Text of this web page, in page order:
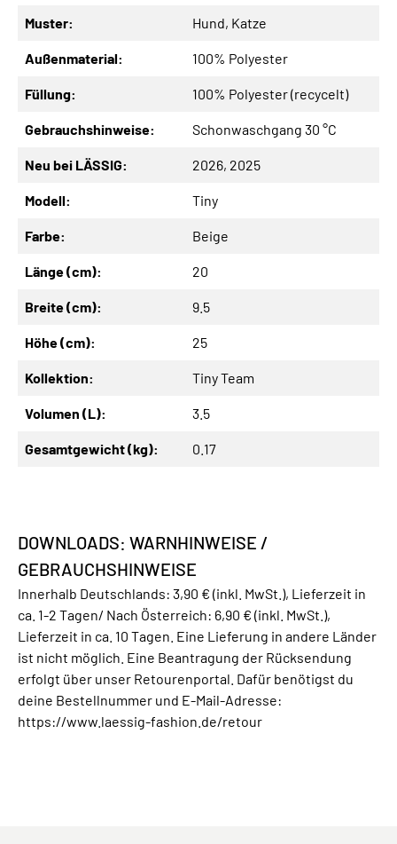
Muster: Hund, Katze
Außenmaterial: 100% Polyester
Füllung: 100% Polyester (recycelt)
Gebrauchshinweise: Schonwaschgang 30 °C
Neu bei LÄSSIG: 2026, 2025
Modell: Tiny
Farbe: Beige
Länge (cm): 20
Breite (cm): 9.5
Höhe (cm): 25
Kollektion: Tiny Team
Volumen (L): 3.5
Gesamtgewicht (kg): 0.17
DOWNLOADS: WARNHINWEISE /
GEBRAUCHSHINWEISE
Innerhalb Deutschlands: 3,90 € (inkl. MwSt.), Lieferzeit in
ca. 1-2 Tagen/ Nach Österreich: 6,90 € (inkl. MwSt.),
Lieferzeit in ca. 10 Tagen. Eine Lieferung in andere Länder
ist nicht möglich. Eine Beantragung der Rücksendung
erfolgt über unser Retourenportal. Dafür benötigst du
deine Bestellnummer und E-Mail-Adresse:
https://www.laessig-fashion.de/retour